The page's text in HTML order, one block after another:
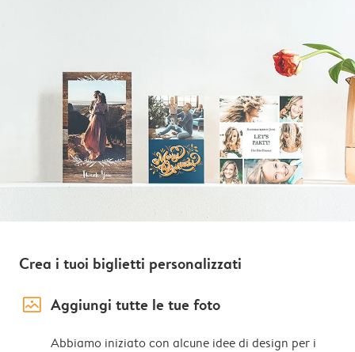
Crea i tuoi biglietti personalizzati
image_placeholder Aggiungi tutte le tue foto
Abbiamo iniziato con alcune idee di design per i